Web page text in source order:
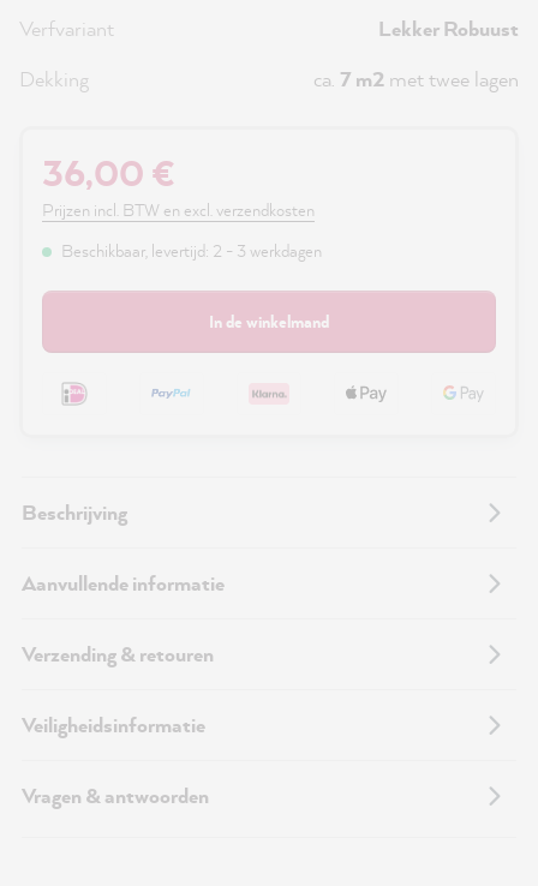
Verfvariant
Lekker Robuust
Dekking
ca. 7 m2 met twee lagen
36,00 €
Prijzen incl. BTW en excl. verzendkosten
Beschikbaar, levertijd: 2 - 3 werkdagen
In de winkelmand
Beschrijving
Aanvullende informatie
Verzending & retouren
Veiligheidsinformatie
Vragen & antwoorden